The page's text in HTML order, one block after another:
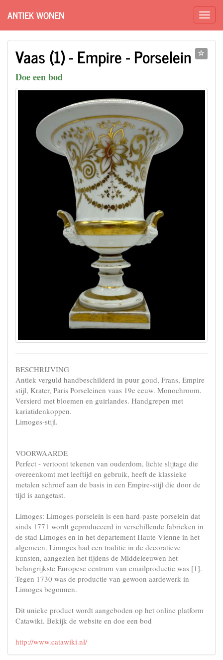
ANTIEK WONEN
Vaas (1) - Empire - Porselein
Doe een bod
BESCHRIJVING
Antiek verguld handbeschilderd in puur goud, Frans, Empire
stijl, Krater, Paris Porseleinen vaas 19e eeuw. Monochroom.
Versierd met bloemen en guirlandes. Handgrepen met
kariatidenkoppen.
Limoges-stijl.
VOORWAARDE
Perfect - vertoont tekenen van ouderdom, lichte slijtage die
overeenkomt met leeftijd en gebruik, heeft de klassieke
metalen schroef aan de basis in een Empire-stijl die door de
tijd is aangetast.
Limoges: Limoges-porselein is een hard-paste porselein dat
sinds 1771 wordt geproduceerd in verschillende fabrieken in
de stad Limoges en in het departement Haute-Vienne in het
algemeen. Limoges had een traditie in de decoratieve
kunsten, aangezien het tijdens de Middeleeuwen het
belangrijkste Europese centrum van emailproductie was [1].
Tegen 1730 was de productie van gewoon aardewerk in
Limoges begonnen.
Dit unieke product wordt aangeboden op het online platform
Catawiki. Bekijk de website en doe een bod
http://www.catawiki.nl/